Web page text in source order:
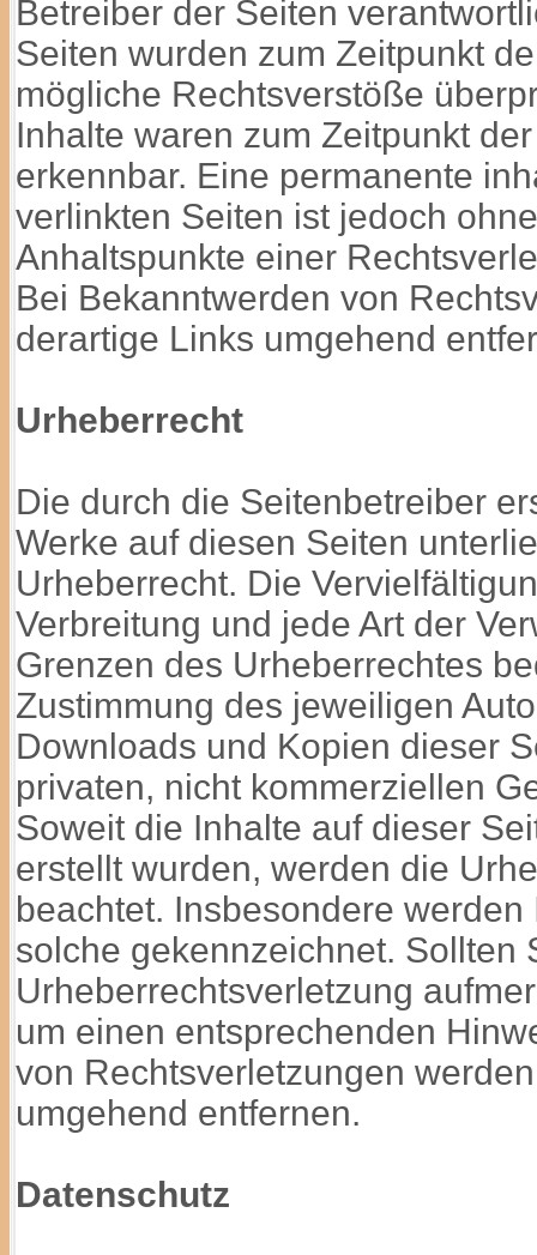
Betreiber der Seiten
Seiten wurden zum Zeitpunkt
mögliche Rechtsverstöße
Inhalte waren zum Zeitpunkt
erkennbar. Eine permanente
verlinkten Seiten ist jedoch
Anhaltspunkte einer
Bei Bekanntwerden von
derartige Links umgehend
Urheberrecht
Die durch die Seitenbetreiber
Werke auf diesen Seiten
Urheberrecht. Die
Verbreitung und jede Art der
Grenzen des Urheberrechtes
Zustimmung des jeweiligen
Downloads und Kopien dieser
privaten, nicht kommerziellen
Soweit die Inhalte auf dieser
erstellt wurden, werden die
beachtet. Insbesondere
solche gekennzeichnet. Sollten
Urheberrechtsverletzung
um einen entsprechenden
von Rechtsverletzungen
umgehend entfernen.
Datenschutz